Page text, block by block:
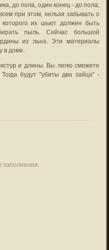
до пола, один конец - до пола,
при этом, нельзя забывать о
их шьют должен быть
пыль. Сейчас большой
из льна. Эти материалы
в доме.
и длины. Вы легко сможете
будут "убиты два зайца" -
заполнения.